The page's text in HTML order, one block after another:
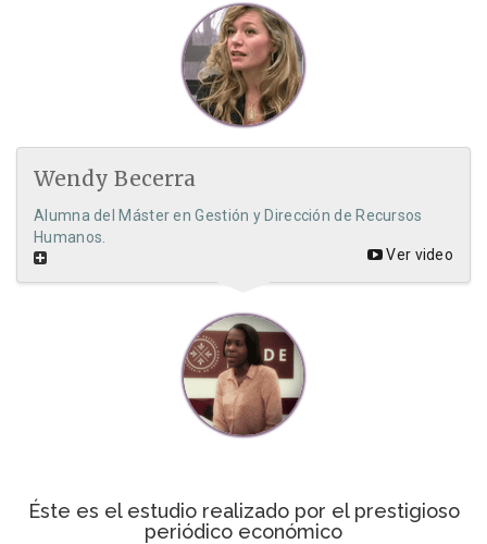
Wendy Becerra
Alumna del Máster en Gestión y Dirección de Recursos
Humanos.
Ver video
Éste es el estudio realizado por el prestigioso
periódico económico